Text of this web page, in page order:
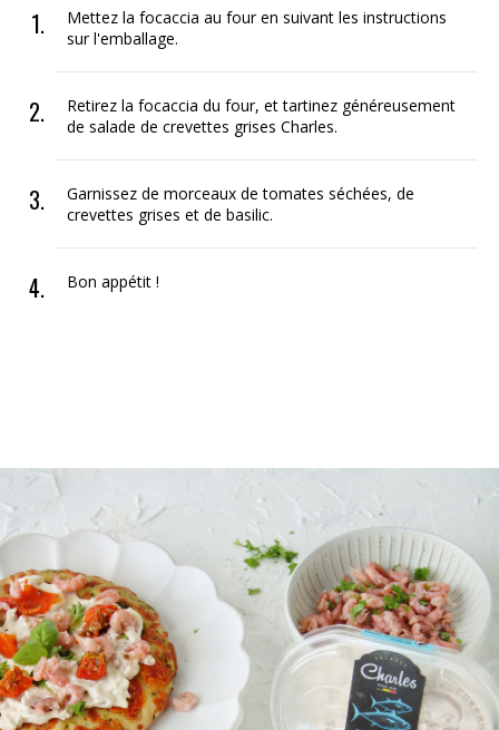
Mettez la focaccia au four en suivant les instructions
sur l'emballage.
Retirez la focaccia du four, et tartinez généreusement
de salade de crevettes grises Charles.
Garnissez de morceaux de tomates séchées, de
crevettes grises et de basilic.
Bon appétit !